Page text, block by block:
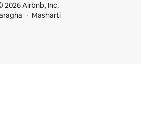
2026 Airbnb, Inc.
Masharti